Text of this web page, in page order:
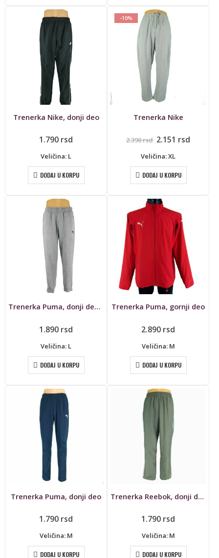
Trenerka Nike, donji deo
1.790 rsd
Veličina: L
DODAJ U KORPU
-10%
Trenerka Nike
2.390rsd Originalna
je
2.390 rsd.
2.151 rsd
Veličina: XL
DODAJ U KORPU
Trenerka Puma, donji deo, pamučna
1.890 rsd
Veličina: L
DODAJ U KORPU
Trenerka Puma, gornji deo
2.890 rsd
Veličina: M
DODAJ U KORPU
Trenerka Puma, donji deo
1.790 rsd
Veličina: M
DODAJ U KORPU
Trenerka Reebok, donji deo
1.790 rsd
Veličina: M
DODAJ U KORPU